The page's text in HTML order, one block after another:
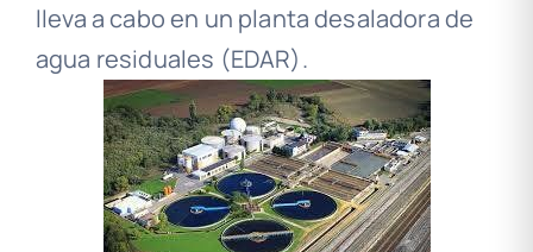
lleva a cabo en un planta desaladora de
agua residuales (EDAR).